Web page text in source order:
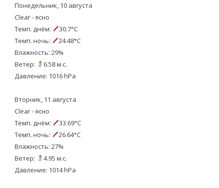
Понедельник, 10 августа
Clear - ясно
Темп. днём:
30.7°C
Темп. ночь:
24.48°C
Влажность: 29%
Ветер:
6.58 м.с.
Давление: 1016 hPa
Вторник, 11 августа
Clear - ясно
Темп. днём:
33.69°C
Темп. ночь:
26.64°C
Влажность: 27%
Ветер:
4.95 м.с.
Давление: 1014 hPa